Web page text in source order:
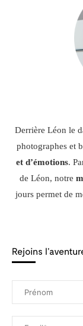
Derrière Léon le
photographes et
et d’émotions.
de Léon, notre
jours permet de
Rejoins